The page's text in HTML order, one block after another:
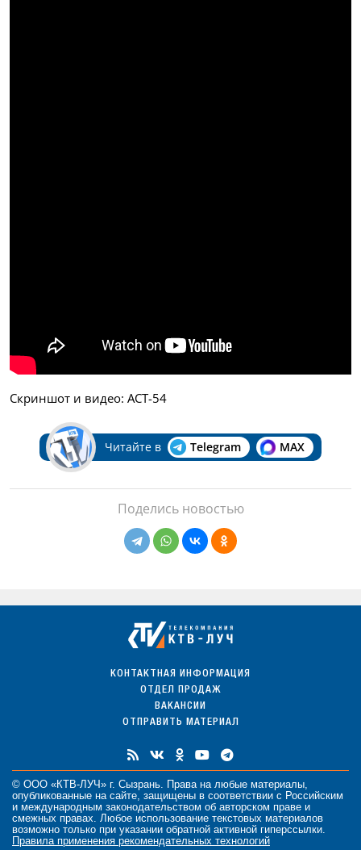
Скриншот и видео: АСТ-54
Читайте в Telegram MAX
Поделись новостью
КОНТАКТНАЯ ИНФОРМАЦИЯ
ОТДЕЛ ПРОДАЖ
ВАКАНСИИ
ОТПРАВИТЬ МАТЕРИАЛ
© ООО «КТВ-ЛУЧ» г. Сызрань. Права на любые материалы,
опубликованные на сайте, защищены в соответствии с Российским
и международным законодательством об авторском праве и
смежных правах. Любое использование текстовых материалов
возможно только при указании обратной активной гиперссылки.
Правила применения рекомендательных технологий